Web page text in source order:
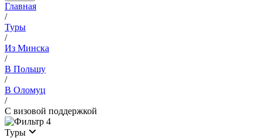
Главная
/
Туры
/
Из Минска
/
В Польшу
/
В Оломуц
/
С визовой поддержкой
4
Туры